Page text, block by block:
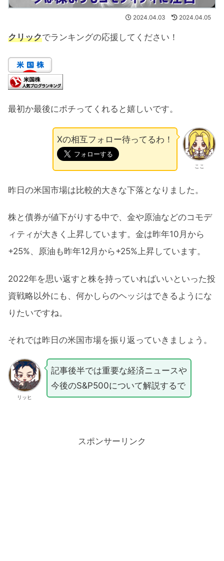
2024.04.03 2024.04.05
クリックでランキングの応援してください！
最初か最後にポチってくれると嬉しいです。
ここ
Xの相互フォロー待ってるわ！
昨日の米国市場は比較的大きな下落となりました。
株と債券が値下がりする中で、金や原油などのコモデ
ィティが大きく上昇しています。金は昨年10月から
+25%、原油も昨年12月から+25%上昇しています。
2022年を思い返すと株を持っていればいいといった投
資戦略以外にも、何かしらのヘッジはできるようにな
りたいですね。
それでは昨日の米国市場を振り返っていきましょう。
リッヒ
記事後半では重要な経済ニュースや
今後のS&P500について解説するで
スポンサーリンク